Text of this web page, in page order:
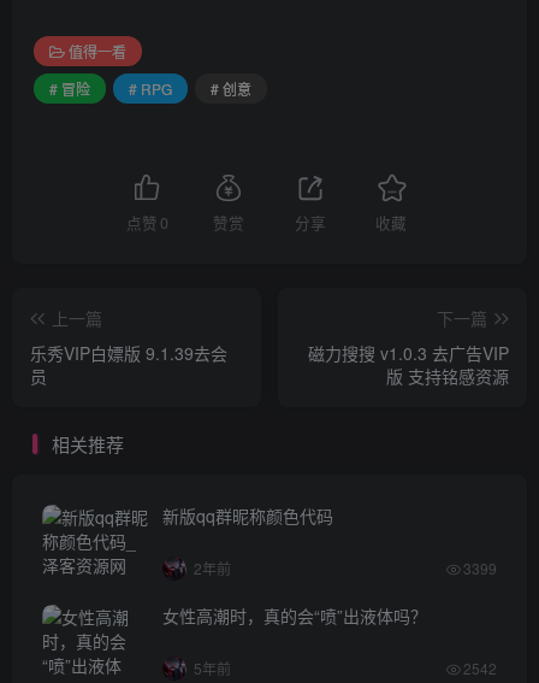
值得一看
# 冒险
# RPG # 创意
点赞 0 赞赏 分享 收藏
上一篇
乐秀VIP白嫖版 9.1.39去会
员
下一篇
磁力搜搜 v1.0.3 去广告VIP
版 支持铭感资源
相关推荐
新版qq群昵称颜色代码
2年前 3399
女性高潮时，真的会“喷”出液体吗？
5年前 2542